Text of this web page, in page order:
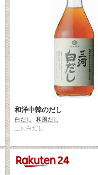
和洋中韓のだし
白だし
和風だし
三河白だし